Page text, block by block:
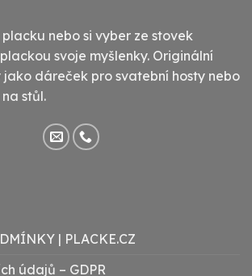
nebo si vyber ze stovek
svoje myšlenky. Originální
dáreček pro svatební hosty nebo
stůl.
| PLACKE.CZ
údajů – GDPR